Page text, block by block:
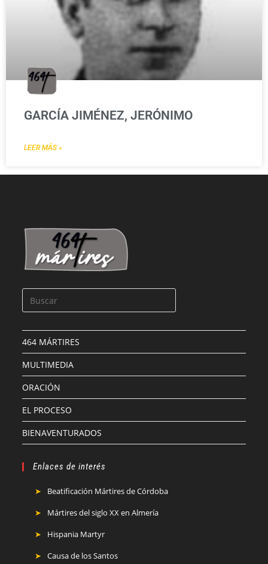
GARCÍA JIMÉNEZ, JERÓNIMO
LEER MÁS »
464 MÁRTIRES
MULTIMEDIA
ORACIÓN
EL PROCESO
BIENAVENTURADOS
Enlaces de interés
Beatificación Mártires de Córdoba
Mártires del siglo XX en Almería
Hispania Martyr
Causa de los Santos